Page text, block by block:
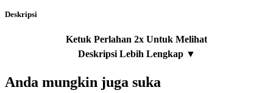
Deskripsi
Anda mungkin juga suka